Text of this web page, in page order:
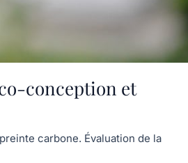
conception et
carbone. Évaluation de la